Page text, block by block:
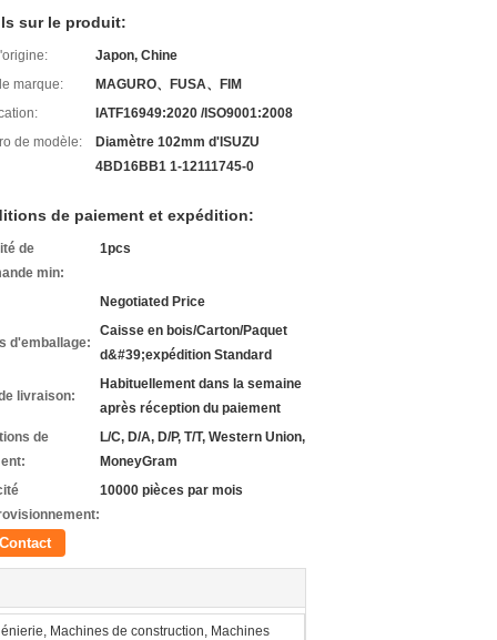
sur le produit:
Japon, Chine
marque:
MAGURO、FUSA、FIM
IATF16949:2020 /ISO9001:2008
de modèle:
Diamètre 102mm d'ISUZU
4BD16BB1 1-12111745-0
de paiement et expédition:
de
min:
1pcs
Negotiated Price
d'emballage:
Caisse en bois/Carton/Paquet
d&#39;expédition Standard
livraison:
Habituellement dans la semaine
après réception du paiement
de
L/C, D/A, D/P, T/T, Western Union,
MoneyGram
10000 pièces par mois
Contact
Machines de construction, Machines